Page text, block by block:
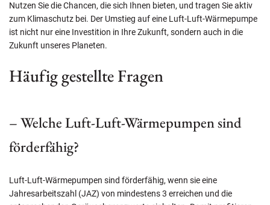
Nutzen Sie die Chancen, die sich Ihnen bieten, und tragen Sie aktiv
zum Klimaschutz bei. Der Umstieg auf eine Luft-Luft-Wärmepumpe
ist nicht nur eine Investition in Ihre Zukunft, sondern auch in die
Zukunft unseres Planeten.
Häufig gestellte Fragen
– Welche Luft-Luft-Wärmepumpen sind
förderfähig?
Luft-Luft-Wärmepumpen sind förderfähig, wenn sie eine
Jahresarbeitszahl (JAZ) von mindestens 3 erreichen und die